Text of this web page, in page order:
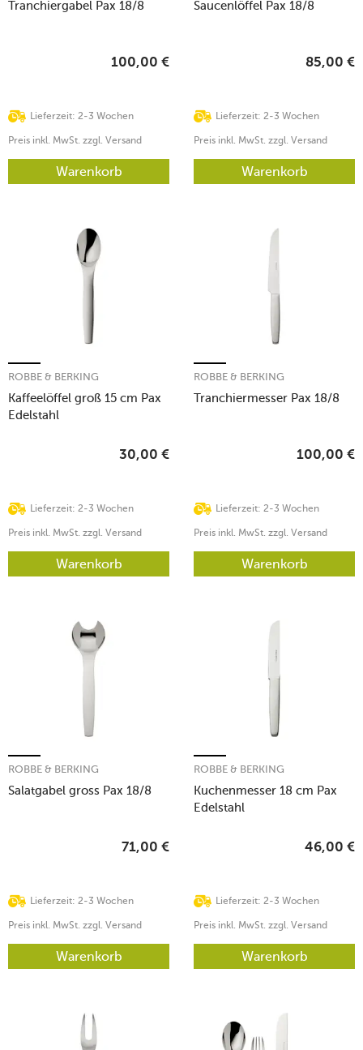
Tranchiergabel Pax 18/8
Lieferzeit: 2-3 Wochen
100,00 €
Preis inkl. MwSt. zzgl. Versand
Warenkorb
Saucenlöffel Pax 18/8
Lieferzeit: 2-3 Wochen
85,00 €
Preis inkl. MwSt. zzgl. Versand
Warenkorb
Kaffeelöffel groß 15 cm Pax
Edelstahl
ROBBE & BERKING
Lieferzeit: 2-3 Wochen
30,00 €
Preis inkl. MwSt. zzgl. Versand
Warenkorb
Tranchiermesser Pax 18/8
ROBBE & BERKING
Lieferzeit: 2-3 Wochen
100,00 €
Preis inkl. MwSt. zzgl. Versand
Warenkorb
Salatgabel gross Pax 18/8
ROBBE & BERKING
Lieferzeit: 2-3 Wochen
71,00 €
Preis inkl. MwSt. zzgl. Versand
Warenkorb
Kuchenmesser 18 cm Pax
Edelstahl
ROBBE & BERKING
Lieferzeit: 2-3 Wochen
46,00 €
Preis inkl. MwSt. zzgl. Versand
Warenkorb